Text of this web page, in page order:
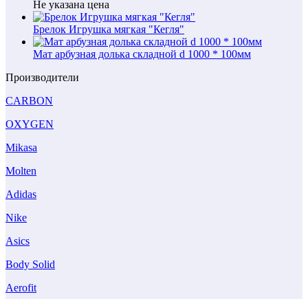
Не указана цена
Брелок Игрушка мягкая "Кегля"
Мат арбузная долька складной d 1000 * 100мм
Производители
CARBON
OXYGEN
Mikasa
Molten
Adidas
Nike
Asics
Body Solid
Aerofit